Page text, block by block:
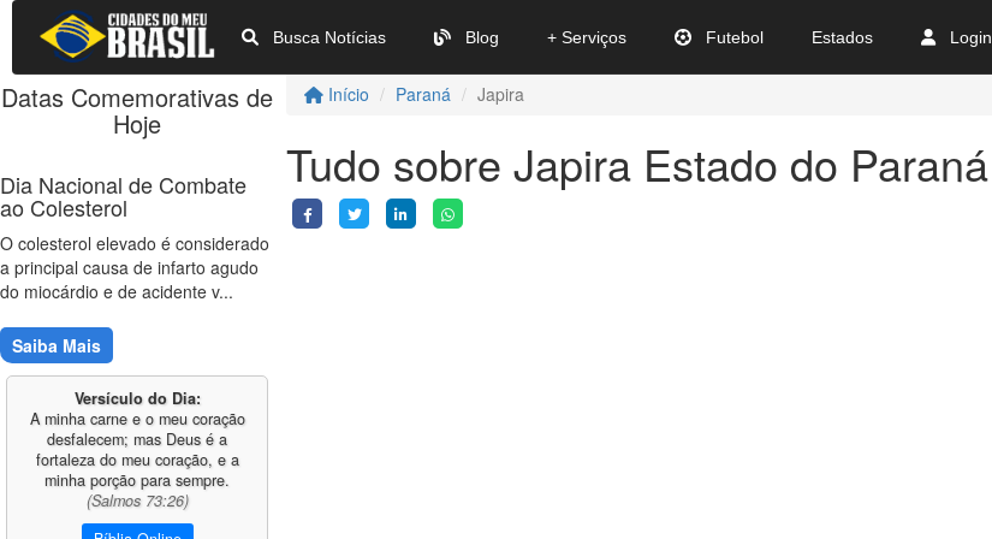
Busca Notícias Blog + Serviços Futebol Estados Login
Início Paraná Japira
Tudo sobre Japira Estado do Paraná
Datas Comemorativas de
Hoje
Dia Nacional de Combate
ao Colesterol
O colesterol elevado é considerado
a principal causa de infarto agudo
do miocárdio e de acidente v...
Saiba Mais
Versículo do Dia:
A minha carne e o meu coração
desfalecem; mas Deus é a
fortaleza do meu coração, e a
minha porção para sempre.
(Salmos 73:26)